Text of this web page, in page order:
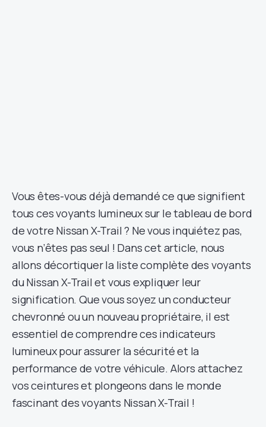
Vous êtes-vous déjà demandé ce que signifient
tous ces voyants lumineux sur le tableau de bord
de votre Nissan X-Trail ? Ne vous inquiétez pas,
vous n’êtes pas seul ! Dans cet article, nous
allons décortiquer la liste complète des voyants
du Nissan X-Trail et vous expliquer leur
signification. Que vous soyez un conducteur
chevronné ou un nouveau propriétaire, il est
essentiel de comprendre ces indicateurs
lumineux pour assurer la sécurité et la
performance de votre véhicule. Alors attachez
vos ceintures et plongeons dans le monde
fascinant des voyants Nissan X-Trail !